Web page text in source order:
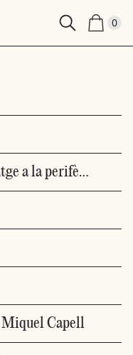
0
AAVV (Barcelona, viatge a la perifèria criminal)
Capell